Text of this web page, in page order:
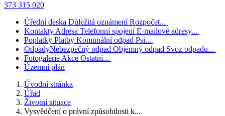
373 315 020
Úřední deska Důležitá oznámení Rozpočet...
Kontakty Adresa Telefonní spojení E-mailové adresy...
Poplatky Platby Komunální odpad Psi...
OdpadyNebezpečný odpad Objemný odpad Svoz odpadu...
Fotogalerie Akce Ostatní...
Územní plán
Úvodní stránka
Úřad
Životní situace
Vysvědčení o právní způsobilosti k...